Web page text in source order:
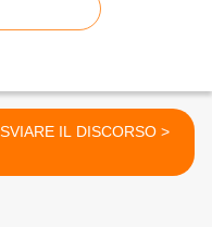
SVIARE IL DISCORSO >